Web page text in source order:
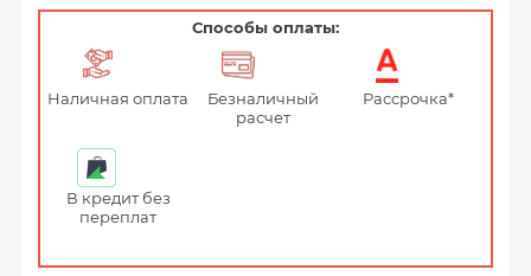
Способы оплаты:
Наличная оплата
Безналичный
расчет
Рассрочка*
В кредит без
переплат